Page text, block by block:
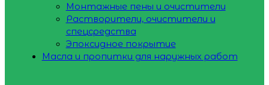
Монтажные пены и очистители
Растворители, очистители и
спецсредства
Эпоксидное покрытие
Масла и пропитки для наружных работ